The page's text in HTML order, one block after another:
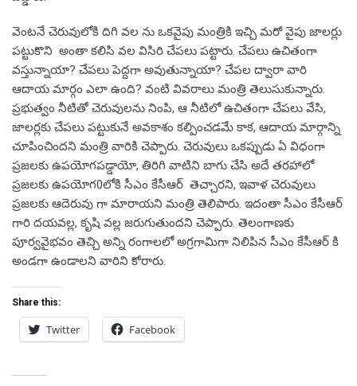
వెంటనే చెరువులోకి దిగి వల ను ఒకవైపు మంత్రికి ఇచ్చి మరో వైపు జాలర్లు
పట్టుకొని అంతా కలిసి వల విసిరి చేపలు పట్టారు. చేపలు ఉచితంగా
వస్తున్నాయా? చేపలు పెద్దగా అవుతున్నాయా? చేపల ద్వారా వారి
ఆదాయ మార్గం ఎలా ఉంది? వంటి వివరాలు మంత్రి తెలుసుకున్నారు.
ప్రభుత్వం నీటితో చెరువులను నింపి, ఆ నీటిలో ఉచితంగా చేపలు వేసి,
జాలర్లకు చేపలు పట్టుకునే అవకాశం కల్పించడమే కాక, ఆదాయ మార్గాన్ని
చూపించిందని మంత్రి వారికి చెప్పారు. చెరువులు ఒకప్పుడు ఏ విధంగా
ప్రజలకు ఉపయోగపడ్డాయో, తిరిగి వాటిని బాగు చేసి అదే తరహాలో
ప్రజలకు ఉపయోగ0లోకి సీఎం కేసీఆర్ తెచ్చారని, ఇవాళ చెరువులు
ప్రజలకు ఆదెరువు గా మారాయని మంత్రి తెలిపారు. ఇదంతా సీఎం కేసీఆర్
గారి దయవల్ల, కృషి వల్ల జరుగుతుందని చెప్పారు. తెలంగాణకు
పూర్వవైభవం తెచ్చి అన్ని రంగాలలో అగ్రగామిగా నిలిపిన సీఎం కేసీఆర్ కి
అండగా ఉండాలని వారిని కోరారు.
Share this:
Twitter Facebook